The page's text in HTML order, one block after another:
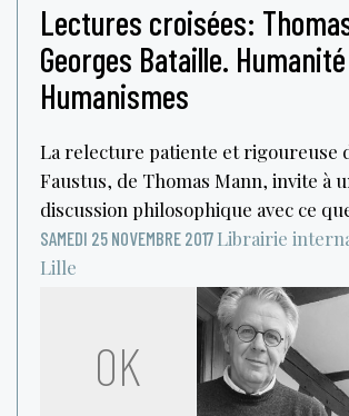
Lectures croisées:
Georges Bataille.
Humanismes
La relecture patiente et rigoureuse
Faustus, de Thomas Mann, invite à
discussion philosophique avec ce
SAMEDI 25 NOVEMBRE 2017 Librairie
Lille
OK